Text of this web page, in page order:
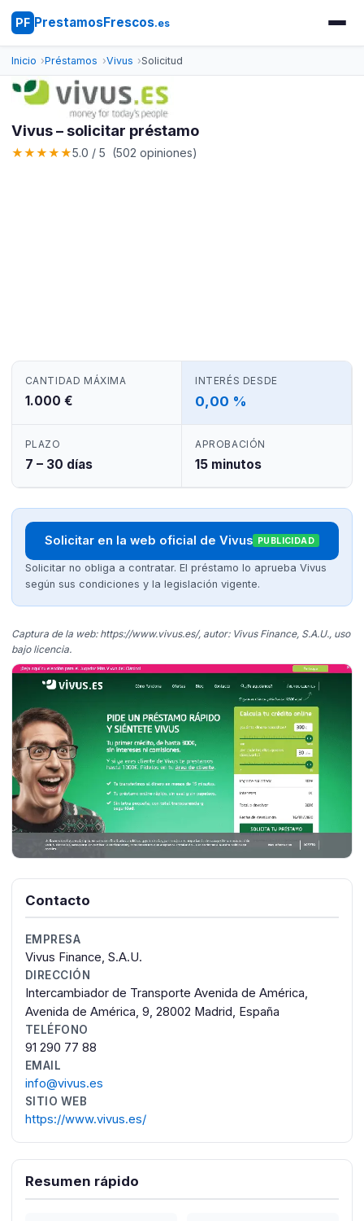
PF PrestamosFrescos.es
Inicio Préstamos Vivus Solicitud
Vivus – solicitar préstamo
★★★★★5.0 / 5 (502 opiniones)
CANTIDAD MÁXIMA
1.000 €
INTERÉS DESDE
0,00 %
PLAZO
7 – 30 días
APROBACIÓN
15 minutos
Solicitar en la web oficial de Vivus PUBLICIDAD
Solicitar no obliga a contratar. El préstamo lo aprueba Vivus
según sus condiciones y la legislación vigente.
Captura de la web: https://www.vivus.es/, autor: Vivus Finance, S.A.U., uso
bajo licencia.
Contacto
EMPRESA
Vivus Finance, S.A.U.
DIRECCIÓN
Intercambiador de Transporte Avenida de América,
Avenida de América, 9, 28002 Madrid, España
TELÉFONO
91 290 77 88
EMAIL
info@vivus.es
SITIO WEB
https://www.vivus.es/
Resumen rápido